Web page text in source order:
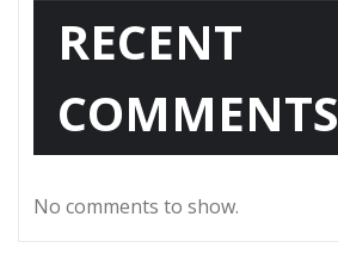
RECENT
COMMENTS
No comments to show.